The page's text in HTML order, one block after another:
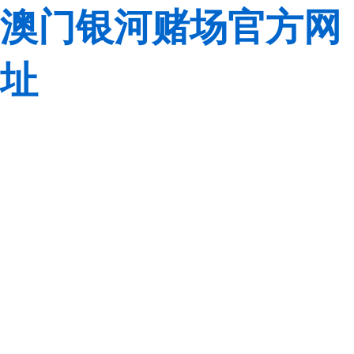
澳门银河赌场官方网
址